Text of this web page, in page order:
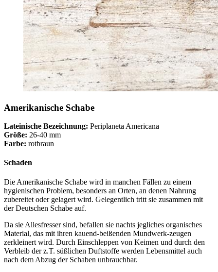
Amerikanische Schabe
Lateinische Bezeichnung: Periplaneta Americana
Größe: 26-40 mm
Farbe: rotbraun
Schaden
Die Amerikanische Schabe wird in manchen Fällen zu einem
hygienischen Problem, besonders an Orten, an denen Nahrung
zubereitet oder gelagert wird. Gelegentlich tritt sie zusammen mit
der Deutschen Schabe auf.
Da sie Allesfresser sind, befallen sie nachts jegliches organisches
Material, das mit ihren kauend-beißenden Mundwerk-zeugen
zerkleinert wird. Durch Einschleppen von Keimen und durch den
Verbleib der z.T. süßlichen Duftstoffe werden Lebensmittel auch
nach dem Abzug der Schaben unbrauchbar.